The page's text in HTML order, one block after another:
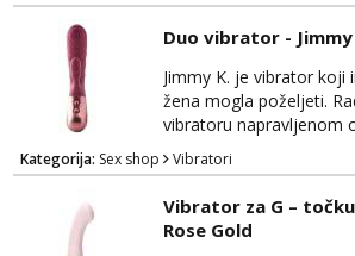
pruža nevjerojatno
Njegova ergonomska
rukovanje i ciljano
maksimalnu stimulaciju.
s raznovrsnim br...
Duo vibrator - Jimmy
Jimmy K. je vibrator koji
žena mogla poželjeti.
vibratoru napravljenom
koji je vodootporan i
nastavkom za
vibratoru nalaze se dva
omogućuju izbor između
vibriranja.
Kategorija: Sex shop Vibratori
Vibrator za G –
Rose Gold